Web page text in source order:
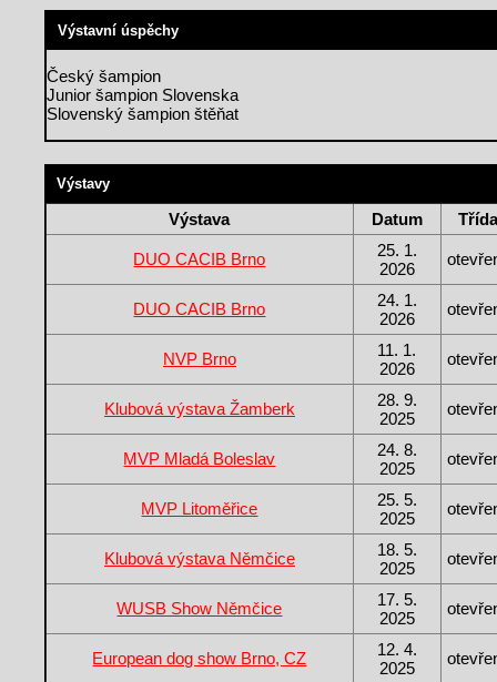
Výstavní úspěchy
Český šampion
Junior šampion Slovenska
Slovenský šampion štěňat
Výstavy
Výstava Datum
DUO CACIB Brno
25. 1.
2026
DUO CACIB Brno
24. 1.
2026
NVP Brno
11. 1.
2026
Klubová výstava Žamberk
28. 9.
2025
MVP Mladá Boleslav
24. 8.
2025
MVP Litoměřice
25. 5.
2025
Klubová výstava Němčice
18. 5.
2025
WUSB Show Němčice
17. 5.
2025
European dog show Brno, CZ
12. 4.
2025